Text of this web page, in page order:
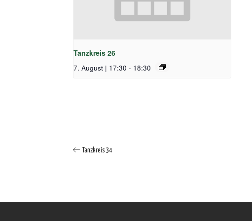
Tanzkreis 26
7. August | 17:30 - 18:30
Tanzkreis 34